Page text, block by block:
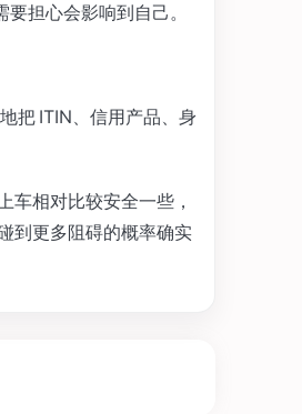
担心会影响到自己。
把 ITIN、信用产品、身
车相对比较安全一些，
到更多阻碍的概率确实